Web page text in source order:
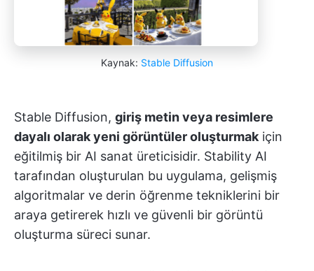
Kaynak: Stable Diffusion
Stable Diffusion, giriş metin veya resimlere
dayalı olarak yeni görüntüler oluşturmakiçin
eğitilmiş bir AI sanat üreticisidir. Stability AI
tarafından oluşturulan bu uygulama, gelişmiş
algoritmalar ve derin öğrenme tekniklerini bir
araya getirerek hızlı ve güvenli bir görüntü
oluşturma süreci sunar.